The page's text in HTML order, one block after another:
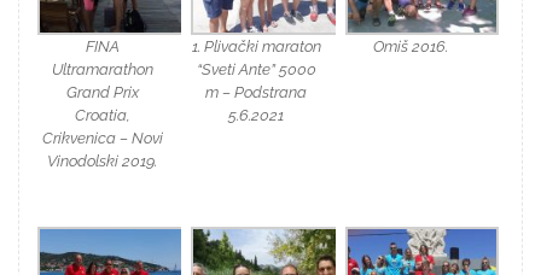
FINA
Ultramarathon
Grand Prix
Croatia,
Crikvenica – Novi
Vinodolski 2019.
1. Plivački maraton
“Sveti Ante” 5000
m – Podstrana
5.6.2021
Omiš 2016.